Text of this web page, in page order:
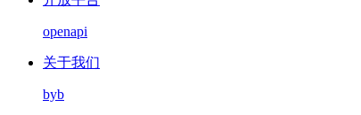
openapi
关于我们
byb